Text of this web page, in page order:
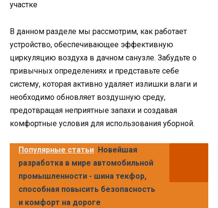
В данном разделе мы рассмотрим, как работает
устройство, обеспечивающее эффективную
циркуляцию воздуха в дачном санузле. Забудьте о
привычных определениях и представьте себе
систему, которая активно удаляет излишки влаги и
необходимо обновляет воздушную среду,
предотвращая неприятные запахи и создавая
комфортные условия для использования уборной.
Популярные статьи Новейшая
разработка в мире автомобильной
промышленности - шина текфор,
способная повысить безопасность
и комфорт на дороге